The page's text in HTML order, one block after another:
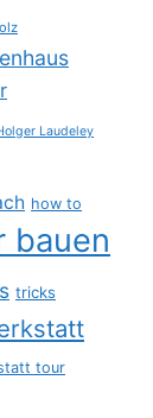
Laudeley
how to
bauen
tricks
tour